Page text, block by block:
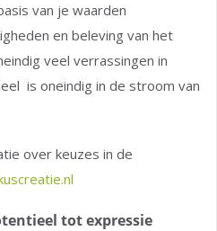
van je waarden
en beleving van het
veel verrassingen in
is oneindig in de stroom van
over keuzes in de
tot expressie